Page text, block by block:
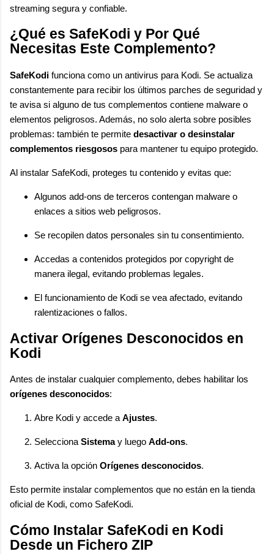
streaming segura y confiable.
¿Qué es SafeKodi y Por Qué
Necesitas Este Complemento?
SafeKodi funciona como un antivirus para Kodi. Se actualiza
constantemente para recibir los últimos parches de seguridad y
te avisa si alguno de tus complementos contiene malware o
elementos peligrosos. Además, no solo alerta sobre posibles
problemas: también te permite desactivar o desinstalar
complementos riesgosos para mantener tu equipo protegido.
Al instalar SafeKodi, proteges tu contenido y evitas que:
Algunos add-ons de terceros contengan malware o
enlaces a sitios web peligrosos.
Se recopilen datos personales sin tu consentimiento.
Accedas a contenidos protegidos por copyright de
manera ilegal, evitando problemas legales.
El funcionamiento de Kodi se vea afectado, evitando
ralentizaciones o fallos.
Activar Orígenes Desconocidos en
Kodi
Antes de instalar cualquier complemento, debes habilitar los
orígenes desconocidos:
Abre Kodi y accede a Ajustes.
Selecciona Sistemay luego Add-ons.
Activa la opción Orígenes desconocidos.
Esto permite instalar complementos que no están en la tienda
oficial de Kodi, como SafeKodi.
Cómo Instalar SafeKodi en Kodi
Desde un Fichero ZIP